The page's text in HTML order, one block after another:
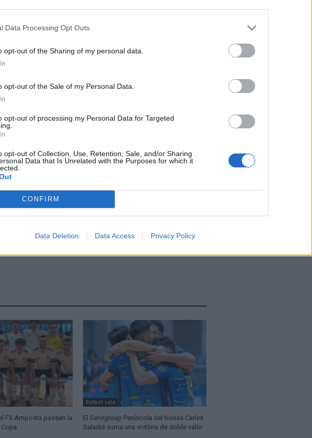
Data Processing Opt Outs
opt-out of the Sharing of my personal data.
opt-out of the Sale of my Personal Data.
opt-out of processing my Personal Data for Targeted
opt-out of Collection, Use, Retention, Sale, and/or Sharing
Data that Is Unrelated with the Purposes for which it
CONFIRM
Data Deletion Data Access Privacy Policy
a àmbit estatal per al pròxim cap de setmana
FS Amposta passen la
Futbol sala
El Servigroup Peníscola del tivissà Carles
Saladié suma una victòria de doble valor